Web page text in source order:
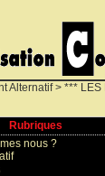
Alternatif> *** LES
Rubriques
nous ?